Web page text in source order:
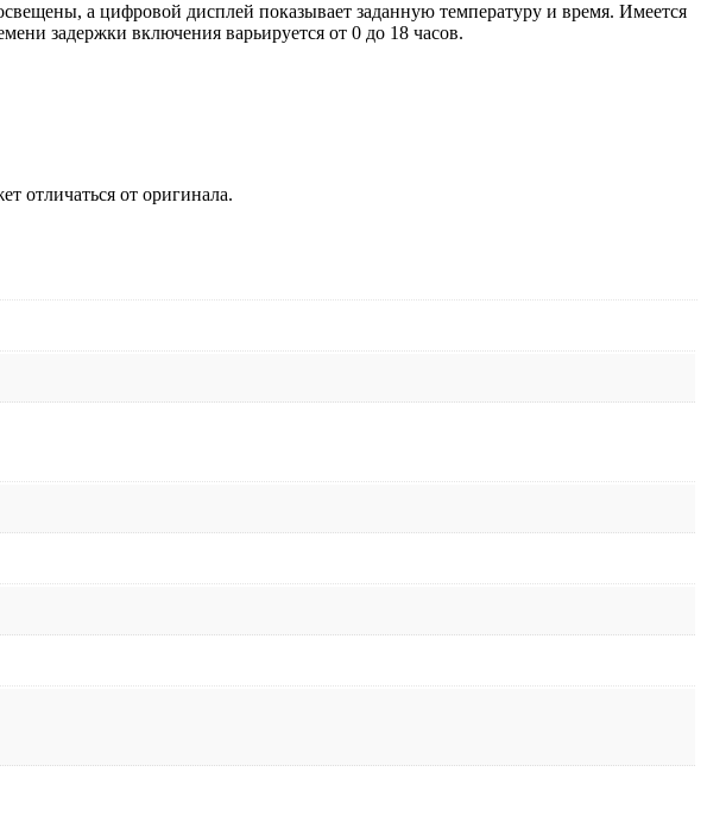
а цифровой дисплей показывает заданную температуру и время. Имеется
задержки включения варьируется от 0 до 18 часов.
отличаться от оригинала.